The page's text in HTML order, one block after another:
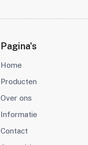
Pagina's
Home
Producten
Over ons
Informatie
Contact